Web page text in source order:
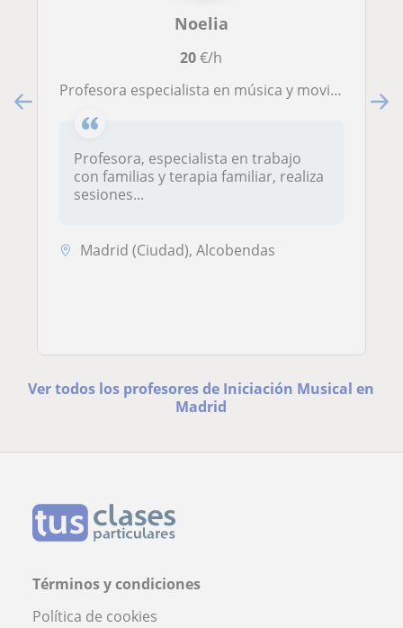
Noelia
20€/h
Profesora especialista en música y movimiento, escuela de padres y pedagogía sistémica.
Profesora, especialista en trabajo
con familias y terapia familiar, realiza
sesiones...
Madrid (Ciudad), Alcobendas
Ver todos los profesores de Iniciación Musical en
Madrid
Términos y condiciones
Política de cookies